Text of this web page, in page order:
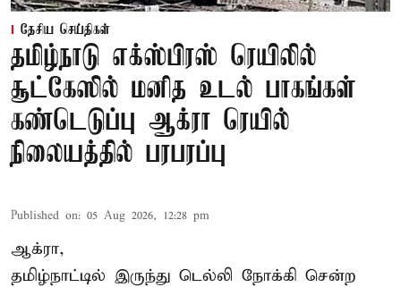
தேசிய செய்திகள்
தமிழ்நாடு எக்ஸ்பிரஸ் ரெயிலில்
சூட்கேஸில் மனித உடல் பாகங்கள்
கண்டெடுப்பு ஆக்ரா ரெயில்
நிலையத்தில் பரபரப்பு
Published on: 05 Aug 2026, 12:28 pm
ஆக்ரா,
தமிழ்நாட்டில் இருந்து டெல்லி நோக்கி சென்ற